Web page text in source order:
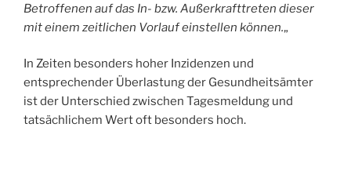
Betroffenen auf das In- bzw. Außerkrafttreten dieser
mit einem zeitlichen Vorlauf einstellen können.„
In Zeiten besonders hoher Inzidenzen und
entsprechender Überlastung der Gesundheitsämter
ist der Unterschied zwischen Tagesmeldung und
tatsächlichem Wert oft besonders hoch.